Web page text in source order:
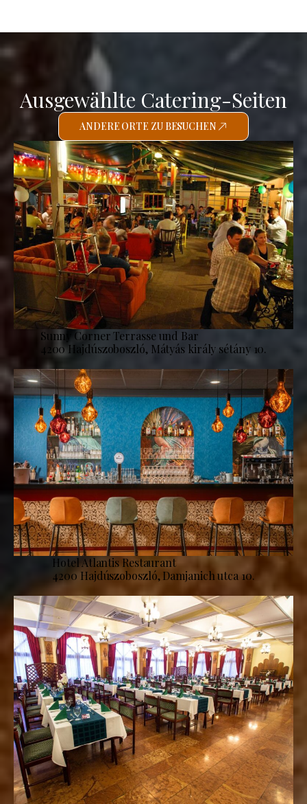
Ausgewählte Catering-Seiten
ANDERE ORTE ZU BESUCHEN
Sunny Corner Terrasse und Bar
4200 Hajdúszoboszló, Mátyás király sétány 10.
Hotel Atlantis Restaurant
4200 Hajdúszoboszló, Damjanich utca 10.